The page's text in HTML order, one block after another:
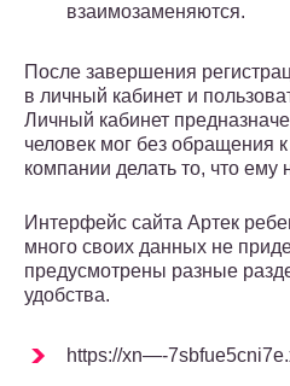
взаимозаменяются.
После завершения
в личный кабинет и
Личный кабинет
человек мог без обращения
компании делать то, что ему
Интерфейс сайта Артек
много своих данных не
предусмотрены разные
удобства.
https://xn—-